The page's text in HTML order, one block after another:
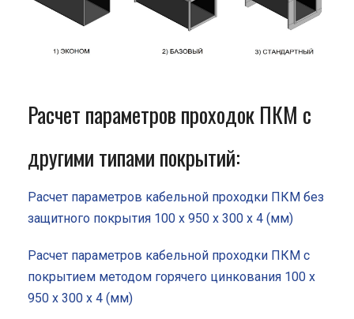
Расчет параметров проходок ПКМ с
другими типами покрытий:
Расчет параметров кабельной проходки ПКМ без
защитного покрытия 100 x 950 x 300 x 4 (мм)
Расчет параметров кабельной проходки ПКМ с
покрытием методом горячего цинкования 100 x
950 x 300 x 4 (мм)